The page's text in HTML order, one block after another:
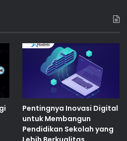
Pentingnya Inovasi Digital
untuk Membangun
Pendidikan Sekolah yang